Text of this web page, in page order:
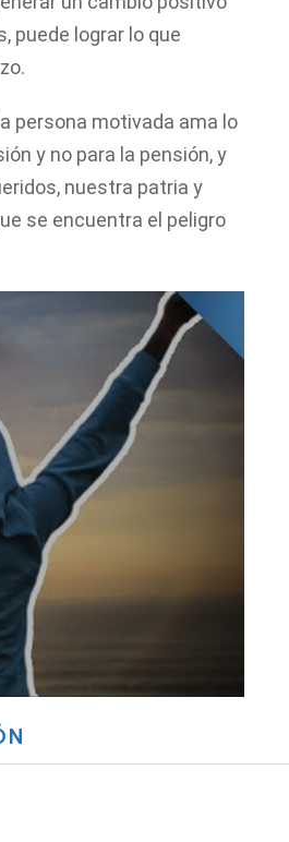
puede lograr lo que
persona motivada ama lo
y no para la pensión, y
nuestra patria y
se encuentra el peligro